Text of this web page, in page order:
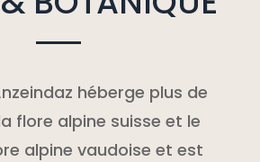
héberge plus de
flore alpine suisse et le
alpine vaudoise et est